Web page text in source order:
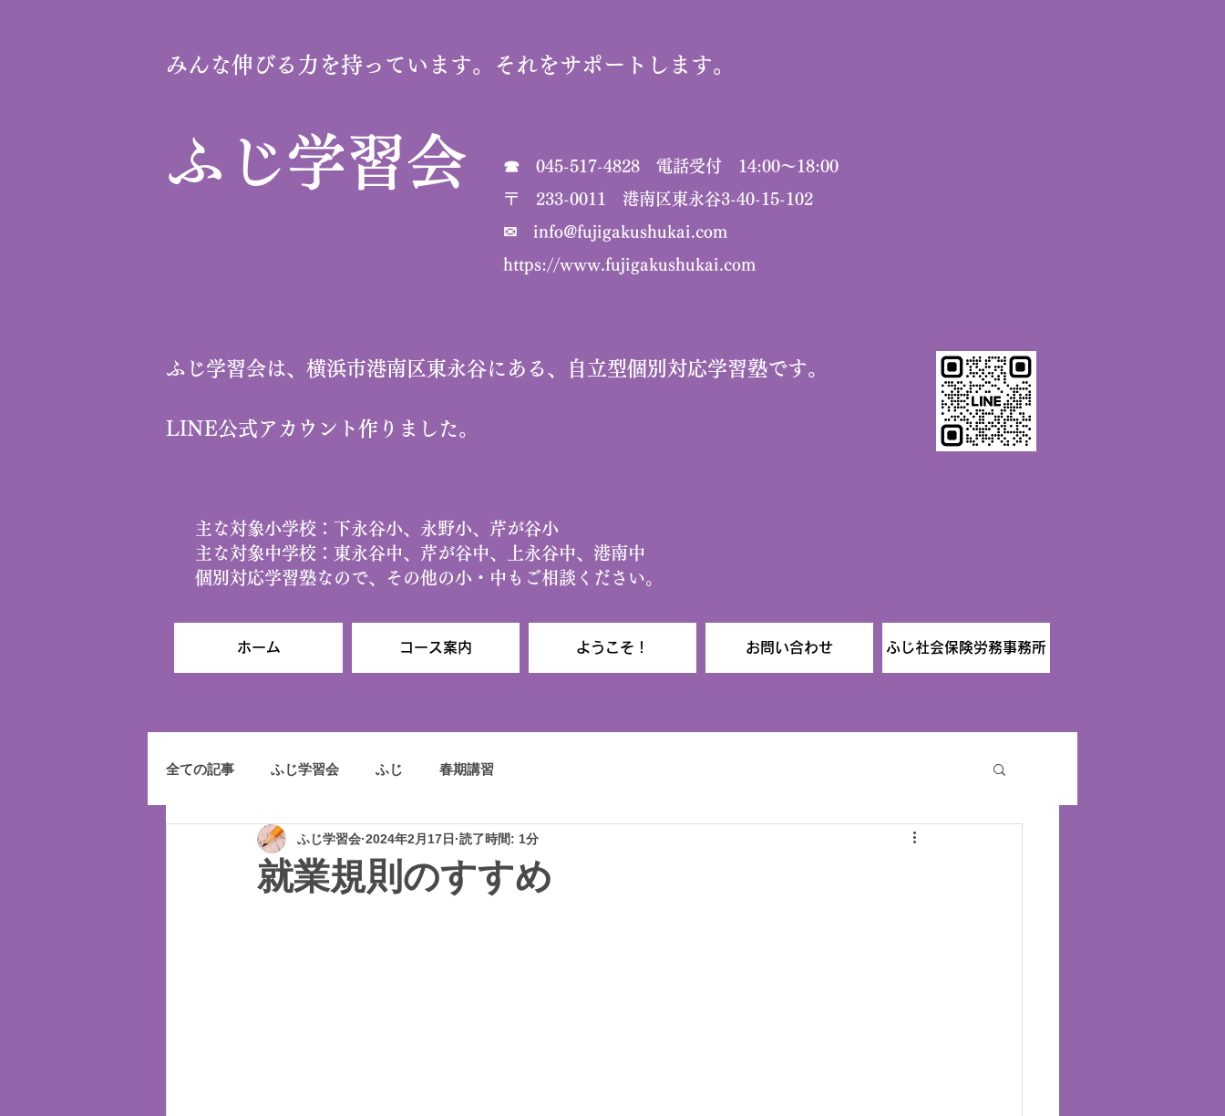
みんな伸びる力を持っています。それをサポートします。
​ふじ学習会
☎ 045-517-4828 電話受付 14:00～18:00
​〒 233-0011 港南区東永谷3-40-15-102
✉ info@fujigakushukai.com
https://www.fujigakushukai.com
ふじ学習会は、横浜市港南区東永谷にある、自立型個別対応学習塾です。
​LINE公式アカウント作りました。
​主な対象小学校：下永谷小、永野小、芹が谷小
主な対象中学校：東永谷中、芹が谷中、上永谷中、港南中
個別対応学習塾なので、その他の小・中もご相談ください。
ホーム コース案内 ようこそ！ お問い合わせ ふじ社会保険労務事務所
全ての記事 ふじ学習会 ふじ 春期講習
就業規則のすすめ
ふじ学習会 2024年2月17日 読了時間: 1分